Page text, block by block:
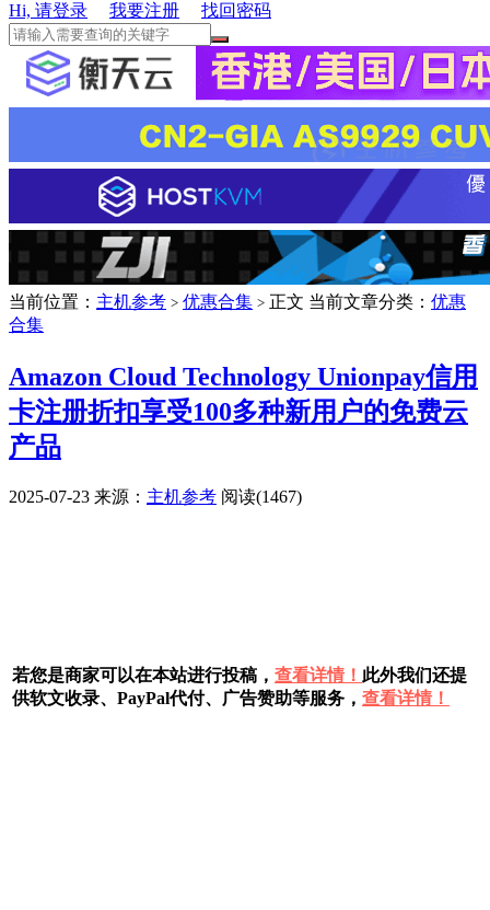
Hi, 请登录 我要注册 找回密码
当前位置： 主机参考 > 优惠合集 > 正文 当前文章分类： 优惠
合集
Amazon Cloud Technology Unionpay信用
卡注册折扣享受100多种新用户的免费云
产品
2025-07-23 来源： 主机参考 阅读(1467)
若您是商家可以在本站进行投稿， 查看详情！ 此外我们还提
供软文收录、PayPal代付、广告赞助等服务， 查看详情！